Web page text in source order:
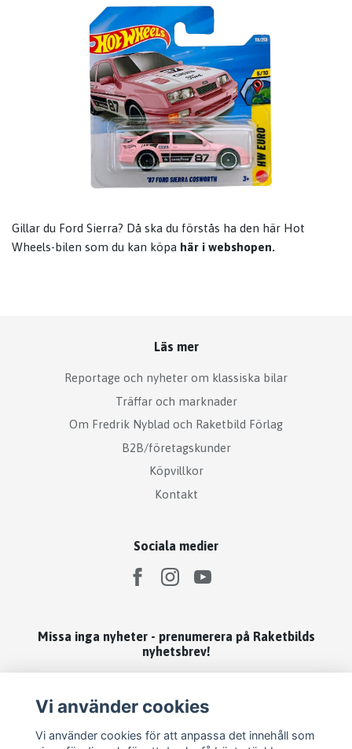
Gillar du Ford Sierra? Då ska du förstås ha den här Hot
Wheels-bilen som du kan köpa här i webshopen.
Läs mer
Reportage och nyheter om klassiska bilar
Träffar och marknader
Om Fredrik Nyblad och Raketbild Förlag
B2B/företagskunder
Köpvillkor
Kontakt
Sociala medier
Missa inga nyheter - prenumerera på Raketbilds
nyhetsbrev!
Vi använder cookies
Vi använder cookies för att anpassa det innehåll som